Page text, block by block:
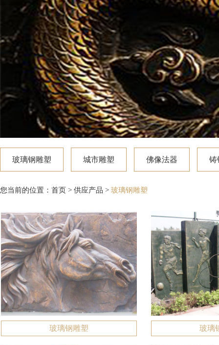
玻璃钢雕塑 城市雕塑 佛像法器 铸
您当前的位置： 首页 > 供应产品 > 玻璃钢雕塑
玻璃钢雕塑 玻璃